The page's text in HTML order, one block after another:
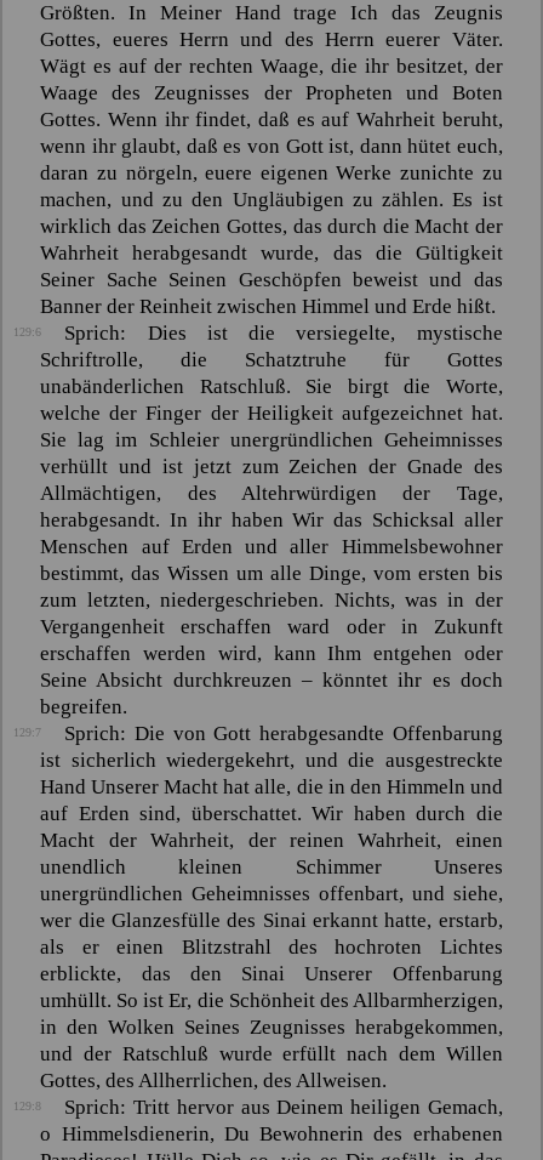
Größten. In Meiner Hand trage Ich das Zeugnis
Gottes, eueres Herrn und des Herrn euerer Väter.
Wägt es auf der rechten Waage, die ihr besitzet, der
Waage des Zeugnisses der Propheten und Boten
Gottes. Wenn ihr findet, daß es auf Wahrheit beruht,
wenn ihr glaubt, daß es von Gott ist, dann hütet euch,
daran zu nörgeln, euere eigenen Werke zunichte zu
machen, und zu den Ungläubigen zu zählen. Es ist
wirklich das Zeichen Gottes, das durch die Macht der
Wahrheit herabgesandt wurde, das die Gültigkeit
Seiner Sache Seinen Geschöpfen beweist und das
Banner der Reinheit zwischen Himmel und Erde hißt.
129:6
Sprich: Dies ist die versiegelte, mystische
Schriftrolle, die Schatztruhe für Gottes
unabänderlichen Ratschluß. Sie birgt die Worte,
welche der Finger der Heiligkeit aufgezeichnet hat.
Sie lag im Schleier unergründlichen Geheimnisses
verhüllt und ist jetzt zum Zeichen der Gnade des
Allmächtigen, des Altehrwürdigen der Tage,
herabgesandt. In ihr haben Wir das Schicksal aller
Menschen auf Erden und aller Himmelsbewohner
bestimmt, das Wissen um alle Dinge, vom ersten bis
zum letzten, niedergeschrieben. Nichts, was in der
Vergangenheit erschaffen ward oder in Zukunft
erschaffen werden wird, kann Ihm entgehen oder
Seine Absicht durchkreuzen – könntet ihr es doch
begreifen.
129:7
Sprich: Die von Gott herabgesandte Offenbarung
ist sicherlich wiedergekehrt, und die ausgestreckte
Hand Unserer Macht hat alle, die in den Himmeln und
auf Erden sind, überschattet. Wir haben durch die
Macht der Wahrheit, der reinen Wahrheit, einen
unendlich kleinen Schimmer Unseres
unergründlichen Geheimnisses offenbart, und siehe,
wer die Glanzesfülle des Sinaierkannt hatte, erstarb,
als er einen Blitzstrahl des hochroten Lichtes
erblickte, das den Sinai Unserer Offenbarung
umhüllt. So ist Er, die Schönheit des Allbarmherzigen,
in den Wolken Seines Zeugnisses herabgekommen,
und der Ratschluß wurde erfüllt nach dem Willen
Gottes, des Allherrlichen, des Allweisen.
129:8
Sprich: Tritt hervor aus Deinem heiligen Gemach,
o Himmelsdienerin, Du Bewohnerin des erhabenen